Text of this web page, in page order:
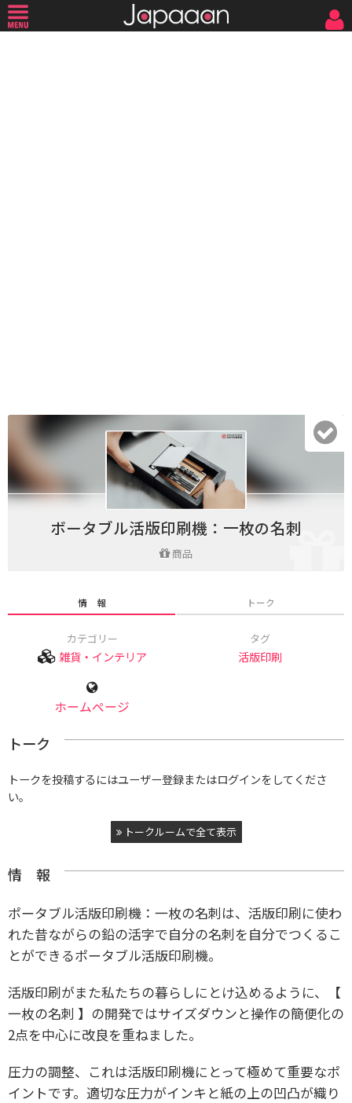
ボータブル活版印刷機：一枚の名刺
商品
情 報 トーク
カテゴリー
雑貨・インテリア
タグ
活版印刷
ホームページ
トーク
トークを投稿するにはユーザー登録またはログインをしてくださ
い。
トークルームで全て表示
情 報
ポータブル活版印刷機：一枚の名刺は、活版印刷に使わ
れた昔ながらの鉛の活字で自分の名刺を自分でつくるこ
とができるポータブル活版印刷機。
活版印刷がまた私たちの暮らしにとけ込めるように、【
一枚の名刺 】の開発ではサイズダウンと操作の簡便化の
2点を中心に改良を重ねました。
圧力の調整、これは活版印刷機にとって極めて重要なポ
イントです。適切な圧力がインキと紙の上の凹凸が織り